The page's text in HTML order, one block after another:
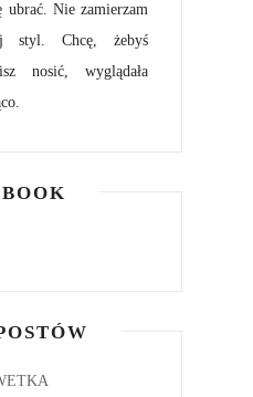
ubrać. Nie zamierzam
styl. Chcę, żebyś
nosić, wyglądała